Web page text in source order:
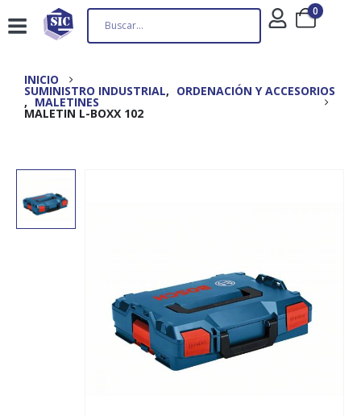
0
INICIO
SUMINISTRO INDUSTRIAL, ORDENACIÓN Y ACCESORIOS
, MALETINES
MALETIN L-BOXX 102